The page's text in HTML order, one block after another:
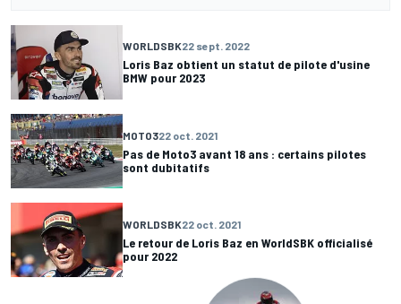
WORLDSBK22 sept. 2022
Loris Baz obtient un statut de pilote d'usine
BMW pour 2023
MOTO322 oct. 2021
Pas de Moto3 avant 18 ans : certains pilotes
sont dubitatifs
WORLDSBK22 oct. 2021
Le retour de Loris Baz en WorldSBK officialisé
pour 2022